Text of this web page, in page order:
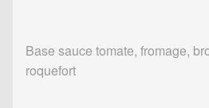
Base sauce tomate, fromage,
roquefort